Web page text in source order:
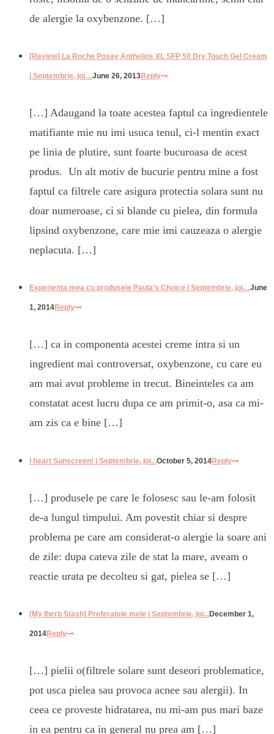
de alergie la oxybenzone. […]
[Review] La Roche Posay Anthelios XL SFP 50 Dry Touch Gel Cream
| Septembrie, joi…June 26, 2013Reply
[…] Adaugand la toate acestea faptul ca ingredientele
matifiante mie nu imi usuca tenul, ci-l mentin exact
pe linia de plutire, sunt foarte bucuroasa de acest
produs. Un alt motiv de bucurie pentru mine a fost
faptul ca filtrele care asigura protectia solara sunt nu
doar numeroase, ci si blande cu pielea, din formula
lipsind oxybenzone, care mie imi cauzeaza o alergie
neplacuta. […]
Experienta mea cu produsele Paula’s Choice | Septembrie, joi…June
1, 2014Reply
[…] ca in componenta acestei creme intra si un
ingredient mai controversat, oxybenzone, cu care eu
am mai avut probleme in trecut. Bineinteles ca am
constatat acest lucru dupa ce am primit-o, asa ca mi-
am zis ca e bine […]
I heart Sunscreen! | Septembrie, joi...October 5, 2014Reply
[…] produsele pe care le folosesc sau le-am folosit
de-a lungul timpului. Am povestit chiar si despre
problema pe care am considerat-o alergie la soare ani
de zile: dupa cateva zile de stat la mare, aveam o
reactie urata pe decolteu si gat, pielea se […]
[My Iherb Stash] Preferatele mele | Septembrie, joi...December 1,
2014Reply
[…] pielii o(filtrele solare sunt deseori problematice,
pot usca pielea sau provoca acnee sau alergii). In
ceea ce proveste hidratarea, nu mi-am pus mari baze
in ea pentru ca in general nu prea am […]